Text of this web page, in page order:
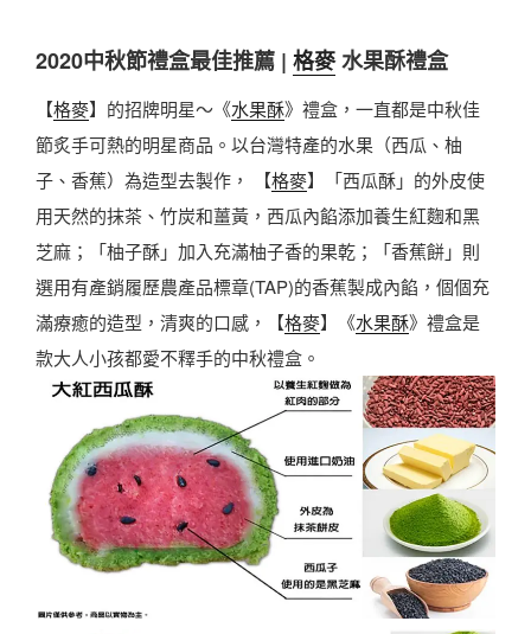
2020中秋節禮盒最佳推薦 | 格麥水果酥禮盒
【格麥】的招牌明星～《水果酥》禮盒，一直都是中秋佳
節炙手可熱的明星商品。以台灣特產的水果（西瓜、柚
子、香蕉）為造型去製作， 【格麥】「西瓜酥」的外皮使
用天然的抹茶、竹炭和薑黃，西瓜內餡添加養生紅麴和黑
芝麻；「柚子酥」加入充滿柚子香的果乾；「香蕉餅」則
選用有產銷履歷農產品標章(TAP)的香蕉製成內餡，個個充
滿療癒的造型，清爽的口感，【格麥】《水果酥》禮盒是
款大人小孩都愛不釋手的中秋禮盒。